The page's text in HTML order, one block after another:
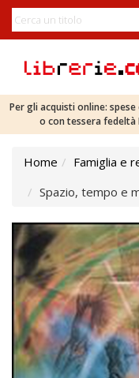
Per gli acquisti online:
o con tessera
Home Famiglia e
Spazio, tempo e